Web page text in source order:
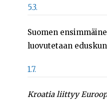
5.3.
Suomen
luovutetaan
1.7.
Kroatia liittyy